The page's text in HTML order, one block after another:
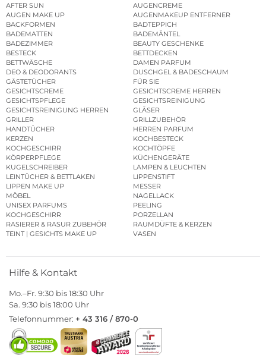
AFTER SUN
AUGENCREME
AUGEN MAKE UP
AUGENMAKEUP ENTFERNER
BACKFORMEN
BADTEPPICH
BADEMATTEN
BADEMÄNTEL
BADEZIMMER
BEAUTY GESCHENKE
BESTECK
BETTDECKEN
BETTWÄSCHE
DAMEN PARFUM
DEO & DEODORANTS
DUSCHGEL & BADESCHAUM
GÄSTETÜCHER
FÜR SIE
GESICHTSCREME
GESICHTSCREME HERREN
GESICHTSPFLEGE
GESICHTSREINIGUNG
GESICHTSREINIGUNG HERREN
GLÄSER
GRILLER
GRILLZUBEHÖR
HANDTÜCHER
HERREN PARFUM
KERZEN
KOCHBESTECK
KOCHGESCHIRR
KOCHTÖPFE
KÖRPERPFLEGE
KÜCHENGERÄTE
KUGELSCHREIBER
LAMPEN & LEUCHTEN
LEINTÜCHER & BETTLAKEN
LIPPENSTIFT
LIPPEN MAKE UP
MESSER
MÖBEL
NAGELLACK
UNISEX PARFUMS
PEELING
KOCHGESCHIRR
PORZELLAN
RASIERER & RASUR ZUBEHÖR
RAUMDÜFTE & KERZEN
TEINT | GESICHTS MAKE UP
VASEN
Hilfe & Kontakt
Mo.–Fr. 9:30 bis 18:30 Uhr
Sa. 9:30 bis 18:00 Uhr
Telefonnummer: + 43 316 / 870-0